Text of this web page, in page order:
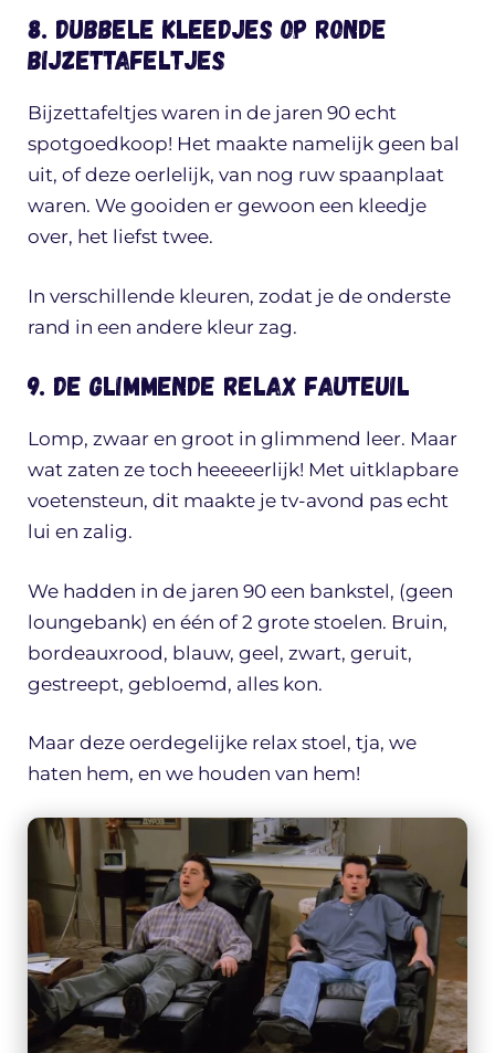
8. Dubbele kleedjes op ronde
bijzettafeltjes
Bijzettafeltjes waren in de jaren 90 echt
spotgoedkoop! Het maakte namelijk geen bal
uit, of deze oerlelijk, van nog ruw spaanplaat
waren. We gooiden er gewoon een kleedje
over, het liefst twee.
In verschillende kleuren, zodat je de onderste
rand in een andere kleur zag.
9. De glimmende relax fauteuil
Lomp, zwaar en groot in glimmend leer. Maar
wat zaten ze toch heeeeerlijk! Met uitklapbare
voetensteun, dit maakte je tv-avond pas echt
lui en zalig.
We hadden in de jaren 90 een bankstel, (geen
loungebank) en één of 2 grote stoelen. Bruin,
bordeauxrood, blauw, geel, zwart, geruit,
gestreept, gebloemd, alles kon.
Maar deze oerdegelijke relax stoel, tja, we
haten hem, en we houden van hem!